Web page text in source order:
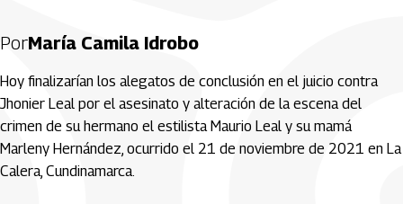
PorMaría Camila Idrobo
Hoy finalizarían los alegatos de conclusión en el juicio contra
Jhonier Leal por el asesinato y alteración de la escena del
crimen de su hermano el estilista Maurio Leal y su mamá
Marleny Hernández, ocurrido el 21 de noviembre de 2021 en La
Calera, Cundinamarca.